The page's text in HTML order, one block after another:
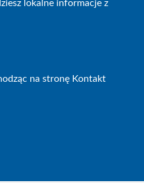
lokalne informacje z
na stronę Kontakt